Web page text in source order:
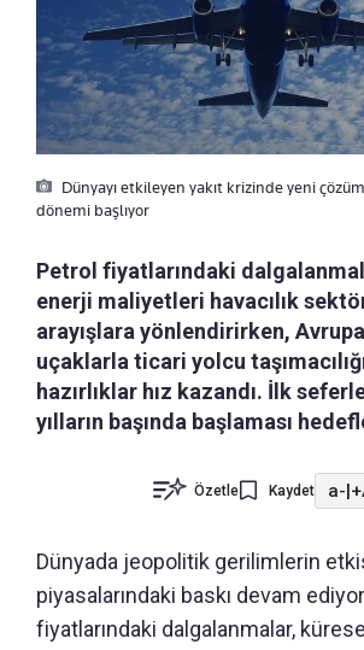
Dünyayı etkileyen yakıt krizinde yeni
dönemi başlıyor
Petrol fiyatlarındaki
enerji maliyetleri havacılık
arayışlara yönlendirirken,
uçaklarla ticari yolcu
hazırlıklar hız kazandı. İlk
yılların başında başlaması
Özetle Kaydet a-|
Dünyada jeopolitik gerilimlerin
piyasalarındaki baskı devam
fiyatlarındaki dalgalanmalar,